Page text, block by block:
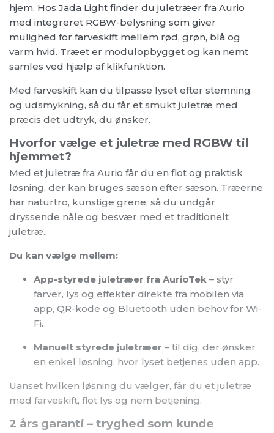
hjem. Hos Jada Light finder du juletræer fra Aurio
med integreret RGBW-belysning som giver
mulighed for farveskift mellem rød, grøn, blå og
varm hvid. Træet er modulopbygget og kan nemt
samles ved hjælp af klikfunktion.
Med farveskift kan du tilpasse lyset efter stemning
og udsmykning, så du får et smukt juletræ med
præcis det udtryk, du ønsker.
Hvorfor vælge et juletræ med RGBW til
hjemmet?
Med et juletræ fra Aurio får du en flot og praktisk
løsning, der kan bruges sæson efter sæson. Træerne
har naturtro, kunstige grene, så du undgår
dryssende nåle og besvær med et traditionelt
juletræ.
Du kan vælge mellem:
App-styrede juletræer fra AurioTek – styr
farver, lys og effekter direkte fra mobilen via
app, QR-kode og Bluetooth uden behov for Wi-
Fi.
Manuelt styrede juletræer – til dig, der ønsker
en enkel løsning, hvor lyset betjenes uden app.
Uanset hvilken løsning du vælger, får du et juletræ
med farveskift, flot lys og nem betjening.
2 års garanti – tryghed som kunde